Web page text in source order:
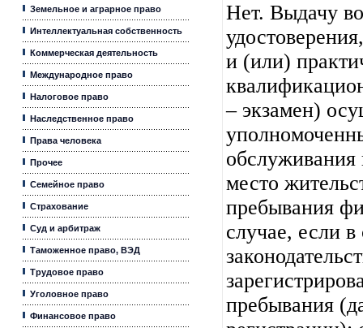
Земельное и аграрное право
Интеллектуальная собственность
Коммерческая деятельность
Международное право
Налоговое право
Наследственное право
Права человека
Прочее
Семейное право
Страхование
Суд и арбитраж
Таможенное право, ВЭД
Трудовое право
Уголовное право
Финансовое право
Нет. Выдачу
и (или)
– экзамен)
обслуживания
место
пребывания
случае, если в
пребывания